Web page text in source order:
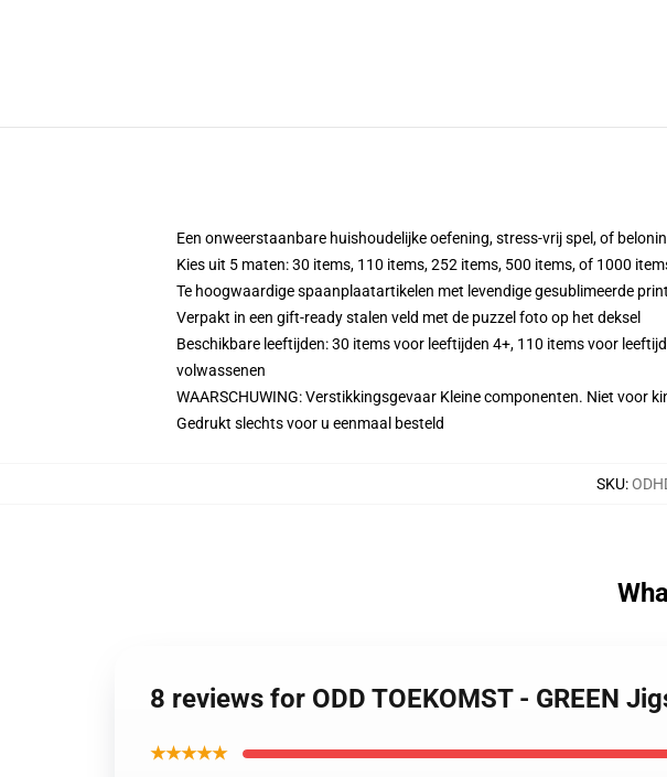
Een onweerstaanbare huishoudelijke oefening, stress-vrij spel, of
Kies uit 5 maten: 30 items, 110 items, 252 items, 500 items, of 1000
Te hoogwaardige spaanplaatartikelen met levendige gesublimeerde print
Verpakt in een gift-ready stalen veld met de puzzel foto op het deksel
Beschikbare leeftijden: 30 items voor leeftijden 4+, 110 items voor
volwassenen
WAARSCHUWING: Verstikkingsgevaar Kleine componenten. Niet voor
Gedrukt slechts voor u eenmaal besteld
SKU:
8 reviews for ODD TOEKOMST - GREEN
★★★★★